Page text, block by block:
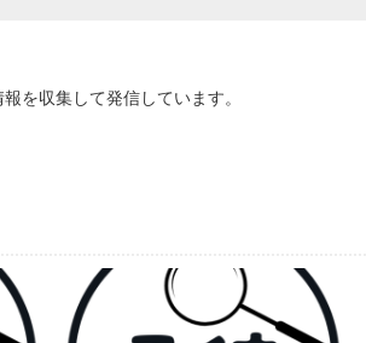
を収集して発信しています。